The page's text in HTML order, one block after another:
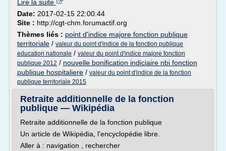
Lire la suite
Date: 2017-02-15 22:00:44
Site : http://cgt-chm.forumactif.org
Thèmes liés : point d'indice majore fonction publique
territoriale / valeur du point d'indice de la fonction publique
education nationale / valeur du point d'indice majore fonction
publique 2012 / nouvelle bonification indiciaire nbi fonction
publique hospitaliere / valeur du point d'indice de la fonction
publique territoriale 2015
Retraite additionnelle de la fonction
publique — Wikipédia
Retraite additionnelle de la fonction publique
Un article de Wikipédia, l'encyclopédie libre.
Aller à : navigation , rechercher